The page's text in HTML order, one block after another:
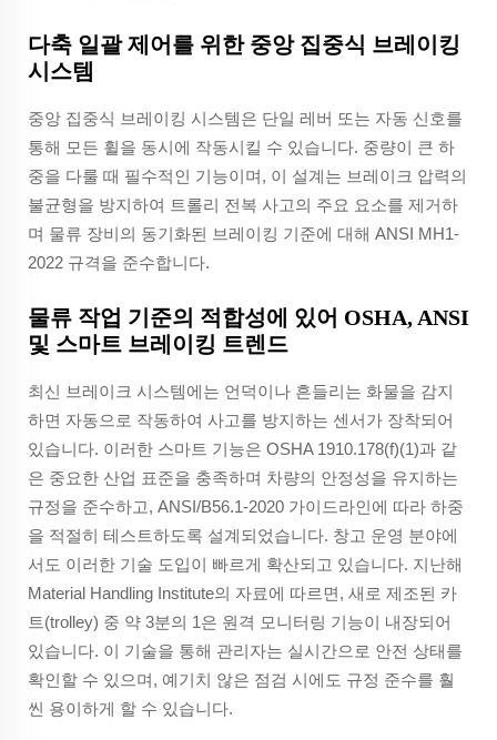
다축 일괄 제어를 위한 중앙 집중식 브레이킹
시스템
중앙 집중식 브레이킹 시스템은 단일 레버 또는 자동 신호를
통해 모든 휠을 동시에 작동시킬 수 있습니다. 중량이 큰 하
중을 다룰 때 필수적인 기능이며, 이 설계는 브레이크 압력의
불균형을 방지하여 트롤리 전복 사고의 주요 요소를 제거하
며 물류 장비의 동기화된 브레이킹 기준에 대해 ANSI MH1-
2022 규격을 준수합니다.
물류 작업 기준의 적합성에 있어 OSHA, ANSI
및 스마트 브레이킹 트렌드
최신 브레이크 시스템에는 언덕이나 흔들리는 화물을 감지
하면 자동으로 작동하여 사고를 방지하는 센서가 장착되어
있습니다. 이러한 스마트 기능은 OSHA 1910.178(f)(1)과 같
은 중요한 산업 표준을 충족하며 차량의 안정성을 유지하는
규정을 준수하고, ANSI/B56.1-2020 가이드라인에 따라 하중
을 적절히 테스트하도록 설계되었습니다. 창고 운영 분야에
서도 이러한 기술 도입이 빠르게 확산되고 있습니다. 지난해
Material Handling Institute의 자료에 따르면, 새로 제조된 카
트(trolley) 중 약 3분의 1은 원격 모니터링 기능이 내장되어
있습니다. 이 기술을 통해 관리자는 실시간으로 안전 상태를
확인할 수 있으며, 예기치 않은 점검 시에도 규정 준수를 훨
씬 용이하게 할 수 있습니다.